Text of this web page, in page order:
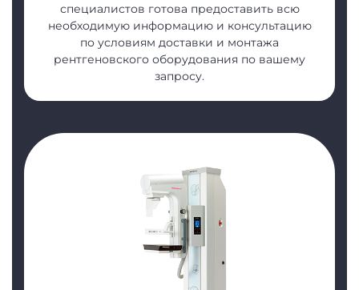
специалистов готова предоставить всю
необходимую информацию и консультацию
по условиям доставки и монтажа
рентгеновского оборудования по вашему
запросу.